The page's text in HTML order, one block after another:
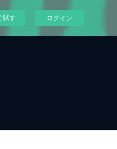
試す ログイン